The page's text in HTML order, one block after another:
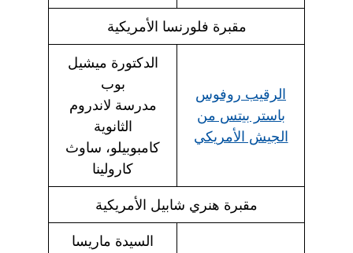
مقبرة فلورنسا الأمريكية
الرقيب روفوس
باستر بيتس من
الجيش الأمريكي
الدكتورة ميشيل
بوب
مدرسة لاندروم
الثانوية
كامبوبيلو، ساوث
كارولينا
مقبرة هنري شابيل الأمريكية
السيدة ماريسا